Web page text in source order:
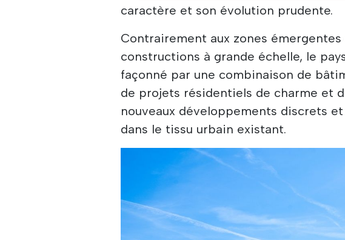
caractère et son évolution prudente.
Contrairement aux zones
constructions à grande échelle, le
façonné par une combinaison de
de projets résidentiels de charme et
nouveaux développements discrets
dans le tissu urbain existant.